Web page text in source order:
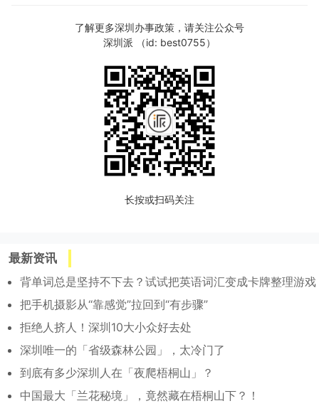
了解更多深圳办事政策，请关注公众号
深圳派 （id: best0755）
长按或扫码关注
最新资讯
背单词总是坚持不下去？试试把英语词汇变成卡牌整理游戏
把手机摄影从“靠感觉”拉回到“有步骤”
拒绝人挤人！深圳10大小众好去处
深圳唯一的「省级森林公园」，太冷门了
到底有多少深圳人在「夜爬梧桐山」？
中国最大「兰花秘境」，竟然藏在梧桐山下？！